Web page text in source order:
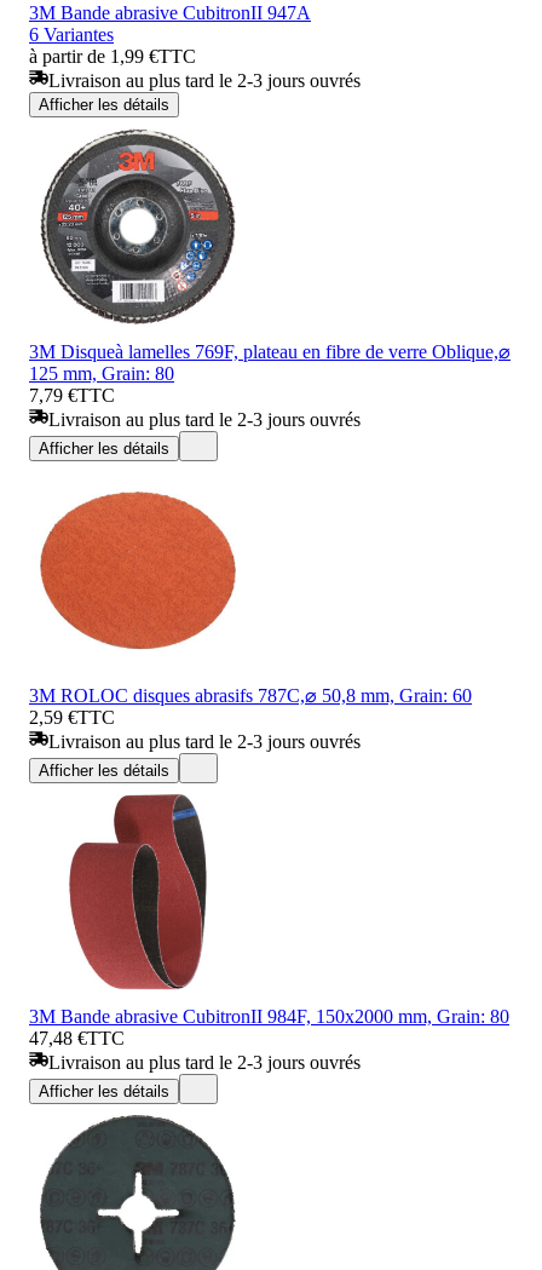
3M Bande abrasive CubitronII 947A
6 Variantes
à partir de 1,99 €TTC
Livraison au plus tard le 2-3 jours ouvrés
Afficher les détails
3M Disqueà lamelles 769F, plateau en fibre de verre Oblique,⌀
125 mm, Grain: 80
7,79 €TTC
Livraison au plus tard le 2-3 jours ouvrés
Afficher les détails
3M ROLOC disques abrasifs 787C,⌀ 50,8 mm, Grain: 60
2,59 €TTC
Livraison au plus tard le 2-3 jours ouvrés
Afficher les détails
3M Bande abrasive CubitronII 984F, 150x2000 mm, Grain: 80
47,48 €TTC
Livraison au plus tard le 2-3 jours ouvrés
Afficher les détails